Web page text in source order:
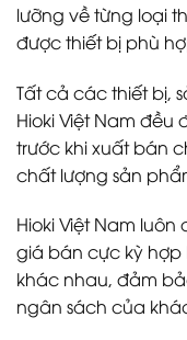
lưỡng về từng loại
được thiết bị phù
Tất cả các thiết bị,
Hioki Việt Nam đều
trước khi xuất bán
chất lượng sản
Hioki Việt Nam
giá bán cực kỳ hợp
khác nhau, đảm
ngân sách của